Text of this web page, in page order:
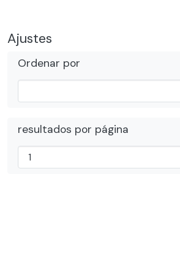
Ajustes
Ordenar por
resultados por página